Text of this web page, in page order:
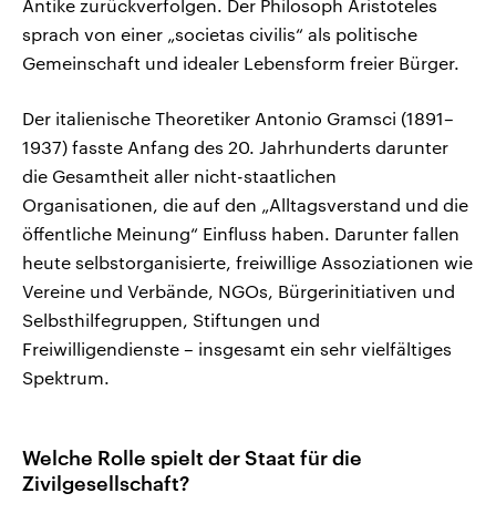
Antike zurückverfolgen. Der Philosoph Aristoteles
sprach von einer „societas civilis“ als politische
Gemeinschaft und idealer Lebensform freier Bürger.
Der italienische Theoretiker Antonio Gramsci (1891–
1937) fasste Anfang des 20. Jahrhunderts darunter
die Gesamtheit aller nicht-staatlichen
Organisationen, die auf den „Alltagsverstand und die
öffentliche Meinung“ Einfluss haben. Darunter fallen
heute selbstorganisierte, freiwillige Assoziationen wie
Vereine und Verbände, NGOs, Bürgerinitiativen und
Selbsthilfegruppen, Stiftungen und
Freiwilligendienste – insgesamt ein sehr vielfältiges
Spektrum.
Welche Rolle spielt der Staat für die
Zivilgesellschaft?